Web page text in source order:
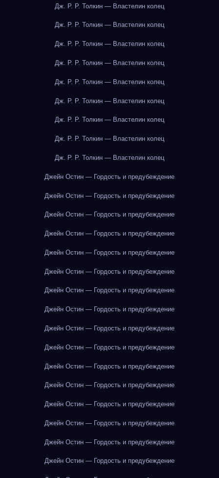
Дж. Р. Р. Толкин — Властелин колец
Дж. Р. Р. Толкин — Властелин колец
Дж. Р. Р. Толкин — Властелин колец
Дж. Р. Р. Толкин — Властелин колец
Дж. Р. Р. Толкин — Властелин колец
Дж. Р. Р. Толкин — Властелин колец
Дж. Р. Р. Толкин — Властелин колец
Дж. Р. Р. Толкин — Властелин колец
Дж. Р. Р. Толкин — Властелин колец
Джейн Остин — Гордость и предубеждение
Джейн Остин — Гордость и предубеждение
Джейн Остин — Гордость и предубеждение
Джейн Остин — Гордость и предубеждение
Джейн Остин — Гордость и предубеждение
Джейн Остин — Гордость и предубеждение
Джейн Остин — Гордость и предубеждение
Джейн Остин — Гордость и предубеждение
Джейн Остин — Гордость и предубеждение
Джейн Остин — Гордость и предубеждение
Джейн Остин — Гордость и предубеждение
Джейн Остин — Гордость и предубеждение
Джейн Остин — Гордость и предубеждение
Джейн Остин — Гордость и предубеждение
Джейн Остин — Гордость и предубеждение
Джейн Остин — Гордость и предубеждение